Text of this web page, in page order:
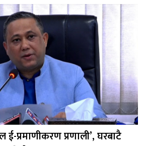
ई-प्रमाणीकरण प्रणाली’, घरबाटै